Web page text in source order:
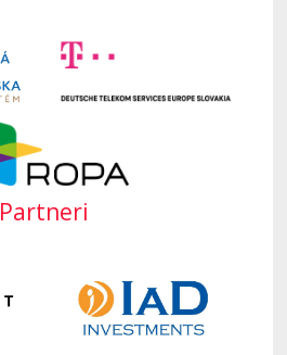
Partneri